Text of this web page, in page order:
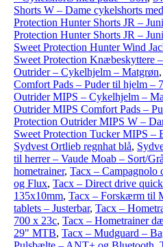
Shorts W – Dame cykelshorts
Protection Hunter Shorts JR –
Protection Hunter Shorts JR –
Sweet Protection Hunter Wind
Sweet Protection Knæbeskyttere
Outrider – Cykelhjelm – Matgrøn,
Comfort Pads – Puder til hjelm –
Outrider MIPS – Cykelhjelm –
Outrider MIPS Comfort Pads –
Protection Outrider MIPS W –
Sweet Protection Tucker MIPS –
Sydvest Ortlieb regnhat blå,
til herrer – Vaude Moab – Sort/Grå
hometrainer, Tacx – Campagnolo
og Flux, Tacx – Direct drive
135x10mm, Tacx – Forskærm til
tablets – Justerbar, Tacx –
700 x 23c, Tacx – Hometrainer
29" MTB, Tacx – Mudguard –